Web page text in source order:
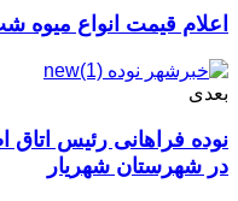
اعلام قیمت انواع میوه
بعدی
نوده فراهانی رئیس
در شهرستان شهریار